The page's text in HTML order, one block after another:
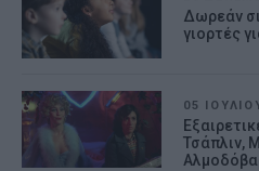
Δωρεάν
γιορτές
05
Τσάπλιν,